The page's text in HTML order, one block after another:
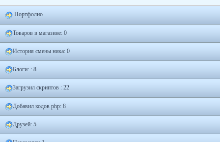
Портфолио
Товаров в магазине: 0
История смены ника: 0
Блоги: : 8
Загрузил скриптов : 22
Добавил кодов php: 8
Друзей: 5